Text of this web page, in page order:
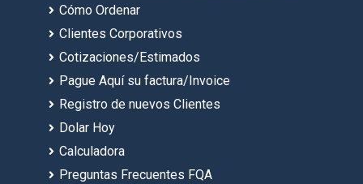
Cómo Ordenar
Clientes Corporativos
Cotizaciones/Estimados
Pague Aquí su factura/Invoice
Registro de nuevos Clientes
Dolar Hoy
Calculadora
Preguntas Frecuentes FQA